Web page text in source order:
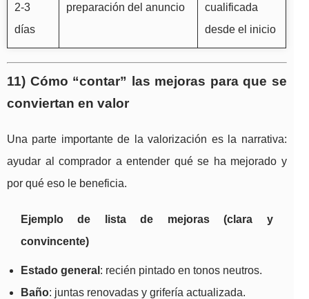
2-3
días
preparación del anuncio
cualificada
desde el inicio
11) Cómo “contar” las mejoras para que se
conviertan en valor
Una parte importante de la valorización es la narrativa:
ayudar al comprador a entender qué se ha mejorado y
por qué eso le beneficia.
Ejemplo de lista de mejoras (clara y
convincente)
Estado general : recién pintado en tonos neutros.
Baño: juntas renovadas y grifería actualizada.